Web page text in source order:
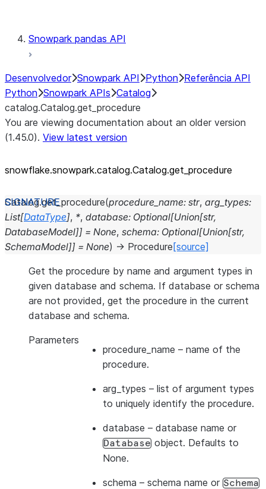
Snowpark pandas API
Desenvolvedor Snowpark API Python Referência API
Python Snowpark APIs Catalog
catalog.Catalog.get_procedure
You are viewing documentation about an older version
(1.45.0). View latest version
snowflake.snowpark.catalog.Catalog.get_ procedure
Catalog.get_procedure(procedure_name: str, arg_types:
List[DataType], *, database: Optional[Union[str,
DatabaseModel]] = None, schema: Optional[Union[str,
SchemaModel]] = None) → Procedure [source]
Get the procedure by name and argument types in
given database and schema. If database or schema
are not provided, get the procedure in the current
database and schema.
Parameters
procedure_name – name of the
procedure.
arg_types – list of argument types
to uniquely identify the procedure.
database – database name or
Database object. Defaults to
None.
schema – schema name or Schema